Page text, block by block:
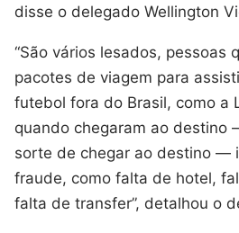
disse o delegado Wellington
“São vários lesados, pessoas
pacotes de viagem para
futebol fora do Brasil, como a
quando chegaram ao destino
sorte de chegar ao destino —
fraude, como falta de hotel,
falta de transfer”, detalhou o